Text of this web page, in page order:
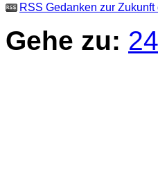
RSS Gedanken zur
Gehe zu: